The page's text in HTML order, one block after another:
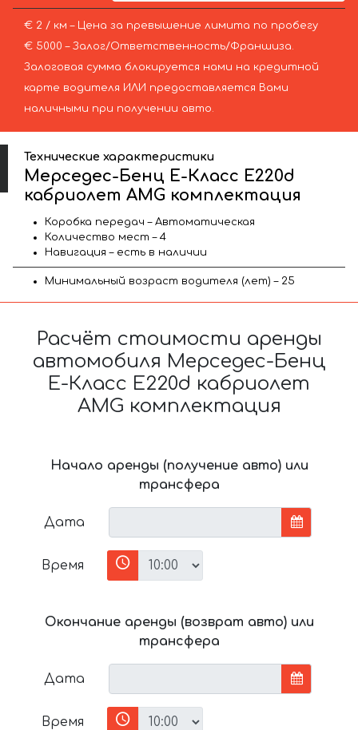
€ 2 / км – Цена за превышение лимита по пробегу
€ 5000 – Залог/Ответственность/Франшиза.
Залоговая сумма блокируется нами на кредитной
карте водителя ИЛИ предоставляется Вами
наличными при получении авто.
Технические характеристики
Мерседес-Бенц E-Класс E220d
кабриолет AMG комплектация
Коробка передач – Автоматическая
Количество мест – 4
Навигация – есть в наличии
Минимальный возраст водителя (лет) – 25
Расчёт стоимости аренды
автомобиля Мерседес-Бенц
E-Класс E220d кабриолет
AMG комплектация
Начало аренды (получение авто) или
трансфера
Дата
Время
Окончание аренды (возврат авто) или
трансфера
Дата
Время